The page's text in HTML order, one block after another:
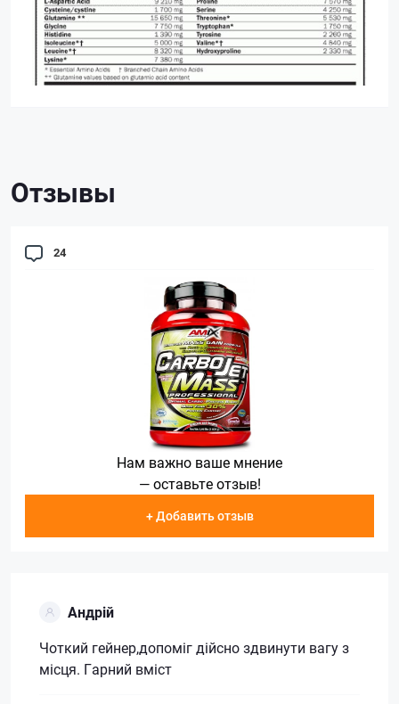
Отзывы
24
Нам важно ваше мнение
— оставьте отзыв!
+ Добавить отзыв
Андрій
Чоткий гейнер,допоміг дійсно здвинути вагу з
місця. Гарний вміст